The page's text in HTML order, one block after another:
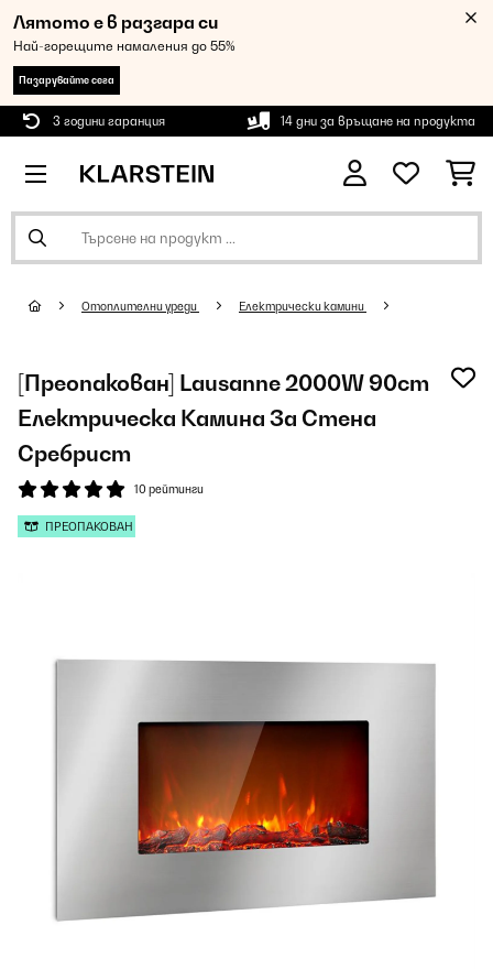
Лятото е в разгара си
Най-горещите намаления до 55%
Пазарувайте сега
3 години гаранция 14 дни за връщане на продукта
Oтоплителни уреди Електрически камини
[Преопакован] Lausanne 2000W 90cm
Електрическа Камина За Стена
Сребрист
10 рейтинги
ПРЕОПАКОВАН